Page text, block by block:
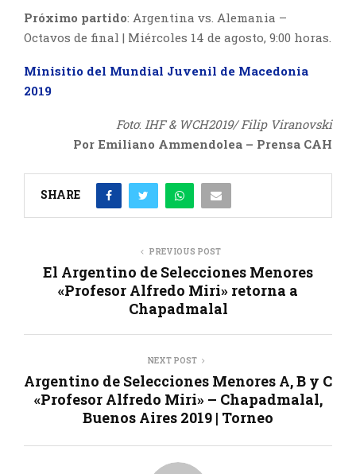
Próximo partido: Argentina vs. Alemania –
Octavos de final | Miércoles 14 de agosto, 9:00 horas.
Minisitio del Mundial Juvenil de Macedonia
2019
Foto: IHF & WCH2019/ Filip Viranovski
Por Emiliano Ammendolea – Prensa CAH
SHARE
PREVIOUS POST
El Argentino de Selecciones Menores
«Profesor Alfredo Miri» retorna a
Chapadmalal
NEXT POST
Argentino de Selecciones Menores A, B y C
«Profesor Alfredo Miri» – Chapadmalal,
Buenos Aires 2019 | Torneo